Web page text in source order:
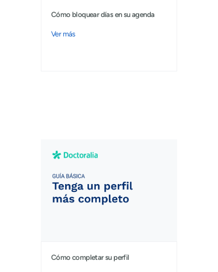
Cómo bloquear días en su agenda
Ver más
Cómo completar su perfil